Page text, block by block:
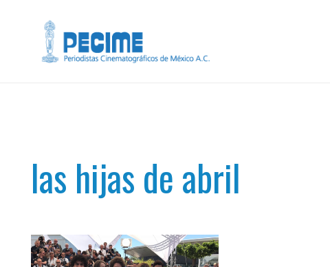
las hijas de abril